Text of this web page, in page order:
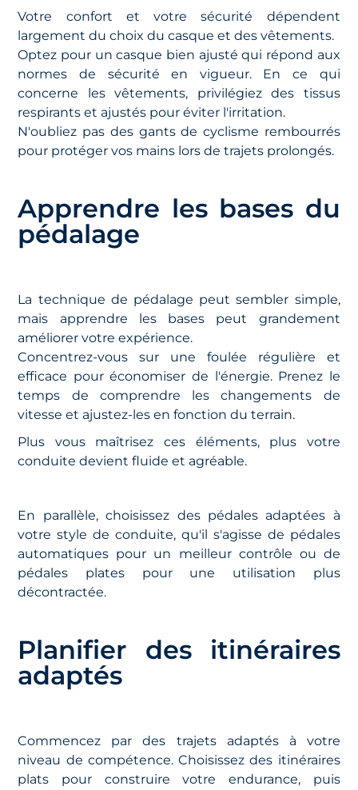
Votre confort et votre sécurité dépendent
largement du choix du casque et des vêtements.
Optez pour un casque bien ajusté qui répond aux
normes de sécurité en vigueur. En ce qui
concerne les vêtements, privilégiez des tissus
respirants et ajustés pour éviter l'irritation.
N'oubliez pas des gants de cyclisme rembourrés
pour protéger vos mains lors de trajets prolongés.
Apprendre les bases du
pédalage
La technique de pédalage peut sembler simple,
mais apprendre les bases peut grandement
améliorer votre expérience.
Concentrez-vous sur une foulée régulière et
efficace pour économiser de l'énergie. Prenez le
temps de comprendre les changements de
vitesse et ajustez-les en fonction du terrain.
Plus vous maîtrisez ces éléments, plus votre
conduite devient fluide et agréable.
En parallèle, choisissez des pédales adaptées à
votre style de conduite, qu'il s'agisse de pédales
automatiques pour un meilleur contrôle ou de
pédales plates pour une utilisation plus
décontractée.
Planifier des itinéraires
adaptés
Commencez par des trajets adaptés à votre
niveau de compétence. Choisissez des itinéraires
plats pour construire votre endurance, puis